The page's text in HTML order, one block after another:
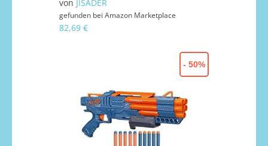
von JISADER
gefunden bei Amazon Marketplace
82,69 €
- 50%